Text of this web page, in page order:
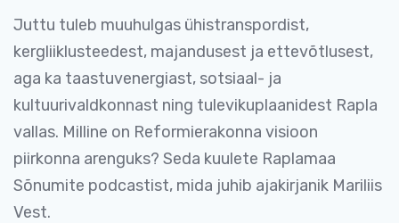
Juttu tuleb muuhulgas ühistranspordist,
kergliiklusteedest, majandusest ja ettevõtlusest,
aga ka taastuvenergiast, sotsiaal- ja
kultuurivaldkonnast ning tulevikuplaanidest Rapla
vallas. Milline on Reformierakonna visioon
piirkonna arenguks? Seda kuulete Raplamaa
Sõnumite podcastist, mida juhib ajakirjanik Mariliis
Vest.